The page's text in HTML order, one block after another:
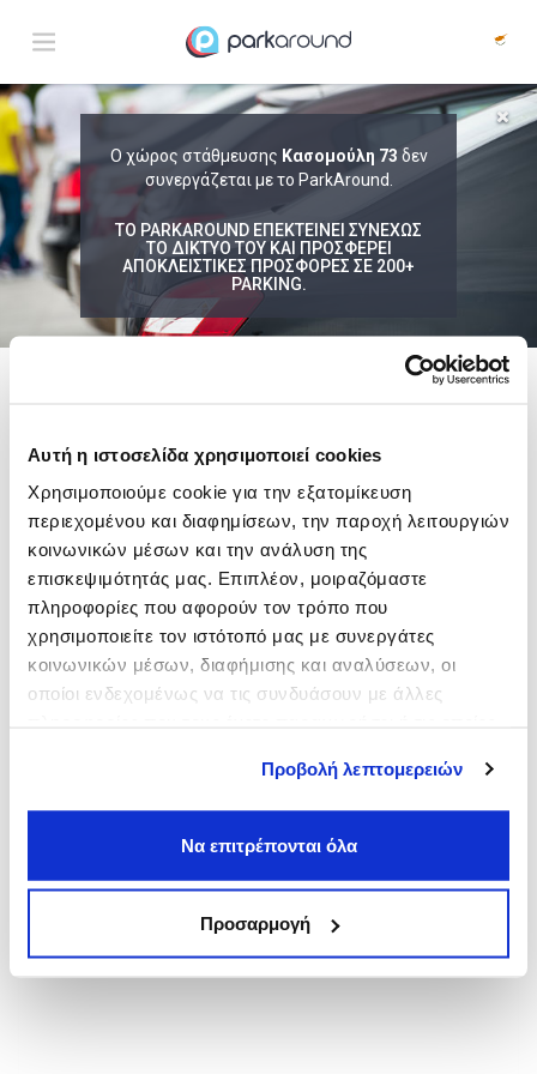
Αυτή η ιστοσελίδα χρησιμοποιεί cookies
Χρησιμοποιούμε cookie για την εξατομίκευση
περιεχομένου και διαφημίσεων, την παροχή λειτουργιών
κοινωνικών μέσων και την ανάλυση της
επισκεψιμότητάς μας. Επιπλέον, μοιραζόμαστε
πληροφορίες που αφορούν τον τρόπο που
χρησιμοποιείτε τον ιστότοπό μας με συνεργάτες
κοινωνικών μέσων, διαφήμισης και αναλύσεων, οι
οποίοι ενδεχομένως να τις συνδυάσουν με άλλες
Προβολή λεπτομερειών
Να επιτρέπονται όλα
Προσαρμογή
Ο χώρος στάθμευσης Κασομούλη 73 δεν
συνεργάζεται με το ParkAround.
ΤΟ PARKAROUND ΕΠΕΚΤΕΙΝΕΙ ΣΥΝΕΧΩΣ
ΤΟ ΔΙΚΤΥΟ ΤΟΥ ΚΑΙ ΠΡΟΣΦΕΡΕΙ
ΑΠΟΚΛΕΙΣΤΙΚΕΣ ΠΡΟΣΦΟΡΕΣ ΣΕ 200+
PARKING.
ΑΠΟΤΕΛΕΣΜΑΤΑ ΓΙΑ:
ΑΦΙΞΗ Παρ 07 Αυγ 16:45 ΔΙΑΡΚΕΙΑ
ακολουθει μια λιστα με ενδεικτικες περιοχες
Σύνταγμα
από6,00€
Πλάκα
από6,00€
Πανεπιστήμιο
Νομική